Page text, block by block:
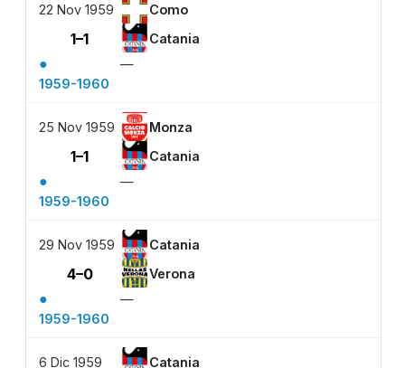
22 Nov 1959 Como
1–1 Catania
●
—
1959-1960
25 Nov 1959 Monza
1–1 Catania
●
—
1959-1960
29 Nov 1959 Catania
4–0 Verona
●
—
1959-1960
6 Dic 1959 Catania